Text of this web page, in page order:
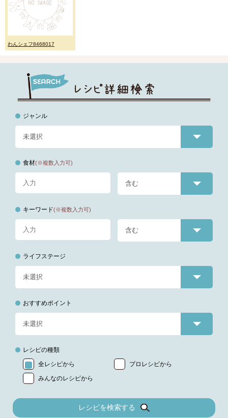
わんシェフ8468017
ジャンル
食材(※複数入力可)
キーワード(※複数入力可)
ライフステージ
おすすめポイント
レシピの種類
全レシピから
プロレシピから
みんなのレシピから
レシピを検索する